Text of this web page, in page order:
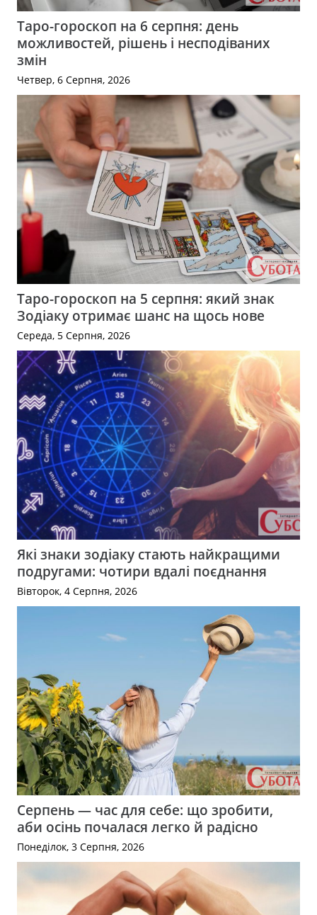
Таро-гороскоп на 6 серпня: день
можливостей, рішень і несподіваних
змін
Четвер, 6 Серпня, 2026
Таро-гороскоп на 5 серпня: який знак
Зодіаку отримає шанс на щось нове
Середа, 5 Серпня, 2026
Які знаки зодіаку стають найкращими
подругами: чотири вдалі поєднання
Вівторок, 4 Серпня, 2026
Серпень — час для себе: що зробити,
аби осінь почалася легко й радісно
Понеділок, 3 Серпня, 2026